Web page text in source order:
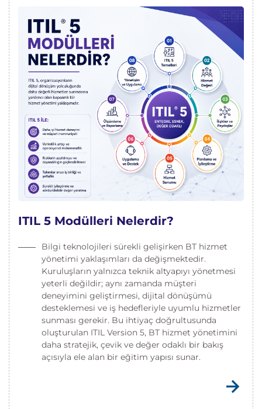
ITIL 5 Modülleri Nelerdir?
Bilgi teknolojileri sürekli gelişirken BT hizmet
yönetimi yaklaşımları da değişmektedir.
Kuruluşların yalnızca teknik altyapıyı yönetmesi
yeterli değildir; aynı zamanda müşteri
deneyimini geliştirmesi, dijital dönüşümü
desteklemesi ve iş hedefleriyle uyumlu hizmetler
sunması gerekir. Bu ihtiyaç doğrultusunda
oluşturulan ITIL Version 5, BT hizmet yönetimini
daha stratejik, çevik ve değer odaklı bir bakış
açısıyla ele alan bir eğitim yapısı sunar.